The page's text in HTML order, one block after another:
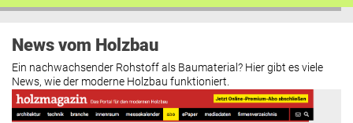
News vom Holzbau
Ein nachwachsender Rohstoff als Baumaterial? Hier gibt es viele
News, wie der moderne Holzbau funktioniert.